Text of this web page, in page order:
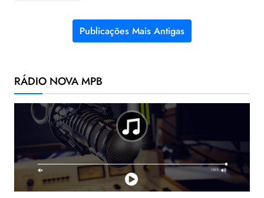
Navegação por posts
Publicações Mais Antigas
RÁDIO NOVA MPB